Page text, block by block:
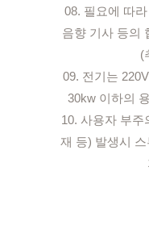
08. 필요에 따
음향 기사 등의
(
09. 전기는
30kw 이하의
10. 사용자 부주
재 등) 발생시